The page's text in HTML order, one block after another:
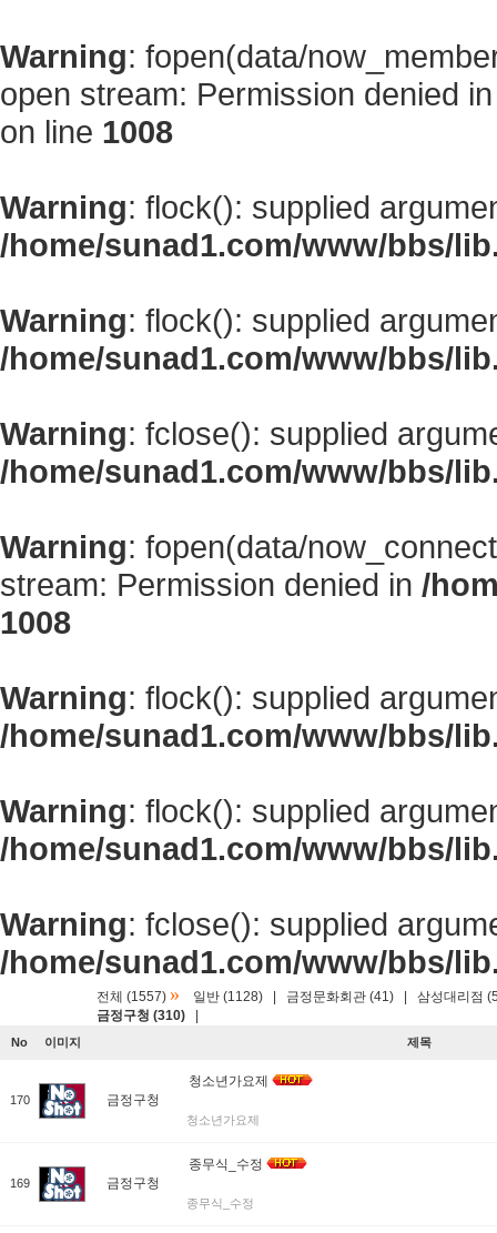
Warning: fopen(data/
open stream: Permission denied
on line 1008
Warning: flock(): supplied
/home/sunad1.com/www/bbs/
Warning: flock(): supplied
/home/sunad1.com/www/bbs/
Warning: fclose(): supplied
/home/sunad1.com/www/bbs/
Warning: fopen(data/
stream: Permission denied in /
1008
Warning: flock(): supplied
/home/sunad1.com/www/bbs/
Warning: flock(): supplied
/home/sunad1.com/www/bbs/
Warning: fclose(): supplied
/home/sunad1.com/www/bbs/
전체 (1557) » 일반 (1128) 금정문화회관 (41)
삼성대리점
금정구청 (310)
No 이미지 제목
170 금정구청
청소년가요제
청소년가요제
169 금정구청
종무식_수정
종무식_수정